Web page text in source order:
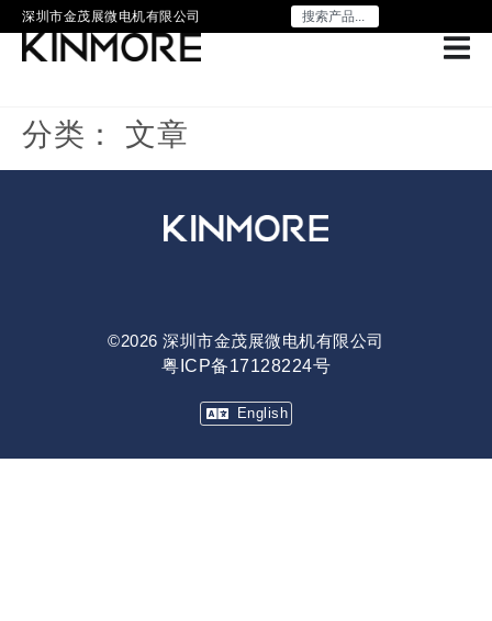
深圳市金茂展微电机有限公司
分类： 文章
©2026 深圳市金茂展微电机有限公司
粤ICP备17128224号
English